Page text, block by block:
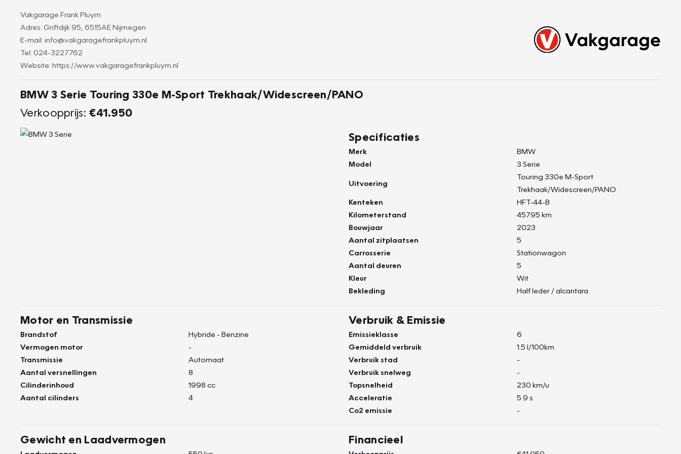
Vakgarage Frank Pluym
Adres: Griftdijk 95, 6515AE Nijmegen
E-mail: info@vakgaragefrankpluym.nl
Tel: 024-3227762
Website: https://www.vakgaragefrankpluym.nl
BMW 3 Serie Touring 330e M-Sport Trekhaak/Widescreen/PANO
Verkoopprijs: €41.950
Specificaties
Merk
BMW
Model
3 Serie
Uitvoering
Touring 330e M-Sport
Trekhaak/Widescreen/PANO
Kenteken
HFT-44-B
Kilometerstand
45795 km
Bouwjaar
2023
Aantal zitplaatsen
5
Carrosserie
Stationwagon
Aantal deuren
5
Kleur
Wit
Bekleding
Half leder / alcantara
Motor en Transmissie
Brandstof
Hybride - Benzine
Vermogen motor
-
Transmissie
Automaat
Aantal versnellingen
8
Cilinderinhoud
1998 cc
Aantal cilinders
4
Verbruik & Emissie
Emissieklasse
6
Gemiddeld verbruik
1.5 l/100km
Verbruik stad
-
Verbruik snelweg
-
Topsnelheid
230 km/u
Acceleratie
5.9 s
Co2 emissie
-
Gewicht en Laadvermogen Financieel